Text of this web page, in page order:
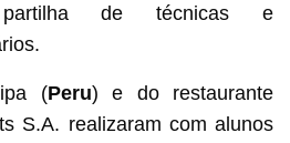
de técnicas e
(Peru) e do restaurante
S.A. realizaram com alunos